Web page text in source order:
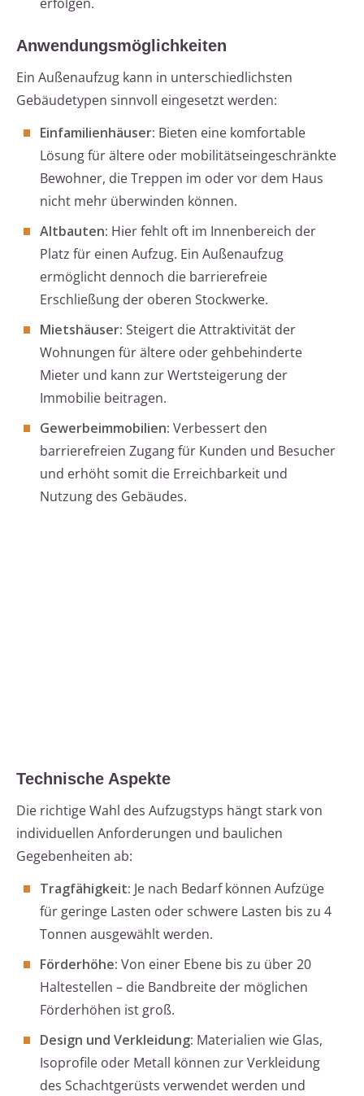
Anwendungsmöglichkeiten
Ein Außenaufzug kann in unterschiedlichsten
Gebäudetypen sinnvoll eingesetzt werden:
Einfamilienhäuser: Bieten eine komfortable
Lösung für ältere oder mobilitätseingeschränkte
Bewohner, die Treppen im oder vor dem Haus
nicht mehr überwinden können.
Altbauten: Hier fehlt oft im Innenbereich der
Platz für einen Aufzug. Ein Außenaufzug
ermöglicht dennoch die barrierefreie
Erschließung der oberen Stockwerke.
Mietshäuser: Steigert die Attraktivität der
Wohnungen für ältere oder gehbehinderte
Mieter und kann zur Wertsteigerung der
Immobilie beitragen.
Gewerbeimmobilien: Verbessert den
barrierefreien Zugang für Kunden und Besucher
und erhöht somit die Erreichbarkeit und
Nutzung des Gebäudes.
Technische Aspekte
Die richtige Wahl des Aufzugstyps hängt stark von
individuellen Anforderungen und baulichen
Gegebenheiten ab:
Tragfähigkeit: Je nach Bedarf können Aufzüge
für geringe Lasten oder schwere Lasten bis zu 4
Tonnen ausgewählt werden.
Förderhöhe: Von einer Ebene bis zu über 20
Haltestellen – die Bandbreite der möglichen
Förderhöhen ist groß.
Design und Verkleidung: Materialien wie Glas,
Isoprofile oder Metall können zur Verkleidung
des Schachtgerüsts verwendet werden und